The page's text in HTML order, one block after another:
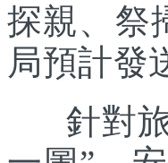
探親、祭
局預計發
針對旅